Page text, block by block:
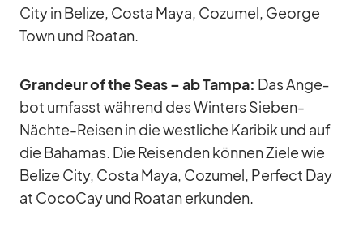
City in Be­lize, Costa Maya, Co­zu­mel, Ge­orge
Town und Roa­tan.
Gran­deur of the Seas – ab Tampa: Das An­ge­
bot um­fasst wäh­rend des Win­ters Sie­ben-
Nächte-Rei­sen in die west­li­che Ka­ri­bik und auf
die Ba­ha­mas. Die Rei­sen­den kön­nen Ziele wie
Be­lize City, Costa Maya, Co­zu­mel, Per­fect Day
at Co­co­Cay und Roa­tan er­kun­den.